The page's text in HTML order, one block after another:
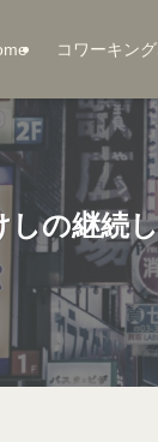
コワーキン
しの継続